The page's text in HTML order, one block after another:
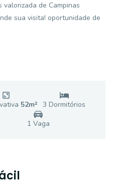
valorizada de Campinas
sua visita! oportunidade de
52m² 3 Dormitórios
1 Vaga